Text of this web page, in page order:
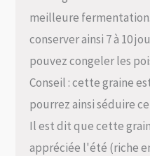
meilleure
conserver ainsi 7 à 10
pouvez congeler les
Conseil : cette graine
pourrez ainsi séduire
Il est dit que cette
appréciée l'été (riche